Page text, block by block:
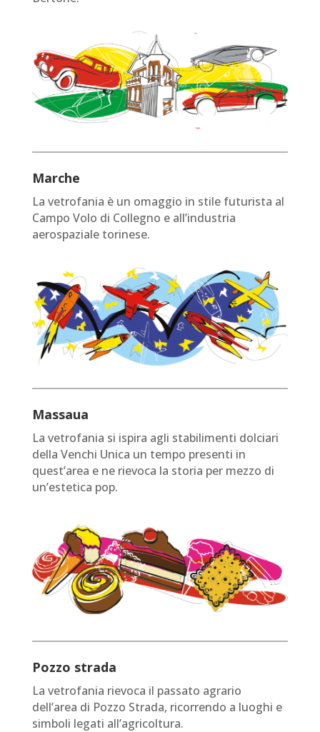
Marche
La vetrofania è un omaggio in stile futurista al
Campo Volo di Collegno e all’industria
aerospaziale torinese.
Massaua
La vetrofania si ispira agli stabilimenti dolciari
della Venchi Unica un tempo presenti in
quest’area e ne rievoca la storia per mezzo di
un’estetica pop.
Pozzo strada
La vetrofania rievoca il passato agrario
dell’area di Pozzo Strada, ricorrendo a luoghi e
simboli legati all’agricoltura.